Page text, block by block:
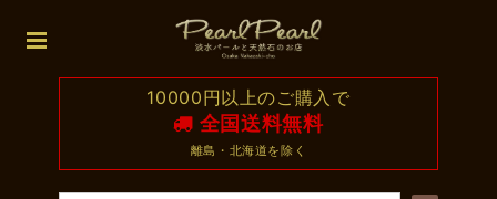
10000円以上のご購入で
全国送料無料
離島・北海道を除く